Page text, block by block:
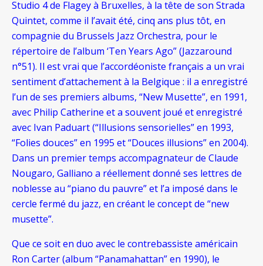
Studio 4 de Flagey à Bruxelles, à la tête de son Strada
Quintet, comme il l’avait été, cinq ans plus tôt, en
compagnie du Brussels Jazz Orchestra, pour le
répertoire de l’album ‘Ten Years Ago” (Jazzaround
n°51). Il est vrai que l’accordéoniste français a un vrai
sentiment d’attachement à la Belgique : il a enregistré
l’un de ses premiers albums, “New Musette”, en 1991,
avec Philip Catherine et a souvent joué et enregistré
avec Ivan Paduart (“Illusions sensorielles” en 1993,
“Folies douces” en 1995 et “Douces illusions” en 2004).
Dans un premier temps accompagnateur de Claude
Nougaro, Galliano a réellement donné ses lettres de
noblesse au “piano du pauvre” et l’a imposé dans le
cercle fermé du jazz, en créant le concept de “new
musette”.
Que ce soit en duo avec le contrebassiste américain
Ron Carter (album “Panamahattan” en 1990), le